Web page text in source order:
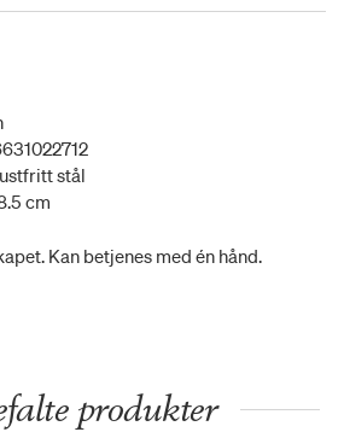
stål
cm
Kan betjenes med én hånd.
produkter